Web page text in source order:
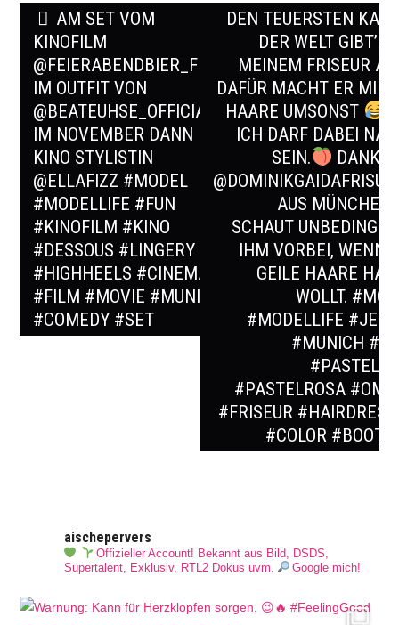
Post
navigation
AM SET VOM
KINOFILM
@FEIERABENDBIER_FILM
IM OUTFIT VON
@BEATEUHSE_OFFICIAL
IM NOVEMBER DANN IM
KINO STYLISTIN
@ELLAFIZZ #MODEL
#MODELLIFE #FUN
#KINOFILM #KINO
#DESSOUS #LINGERY
#HIGHHEELS #CINEMA
#FILM #MOVIE #MUNICH
#COMEDY #SET
DEN TEUERSTEN
DER WELT GIBT’S
MEINEM FRISEUR
DAFÜR MACHT ER MIR
HAARE UMSONST
ICH DARF DABEI
SEIN.
DANKE
AUS MÜNCHEN
SCHAUT UNBEDINGT
IHM VORBEI, WENN
GEILE HAARE
WOLLT.
#MODELLIFE
#MUNICH
#PASTELROSA
#FRISEUR
#COLOR #BOOTY
aischepervers
Offizieller Account! Bekannt aus Bild, DSDS,
Supertalent, Exklusiv, RTL2 Dokus uvm.
Google mich!